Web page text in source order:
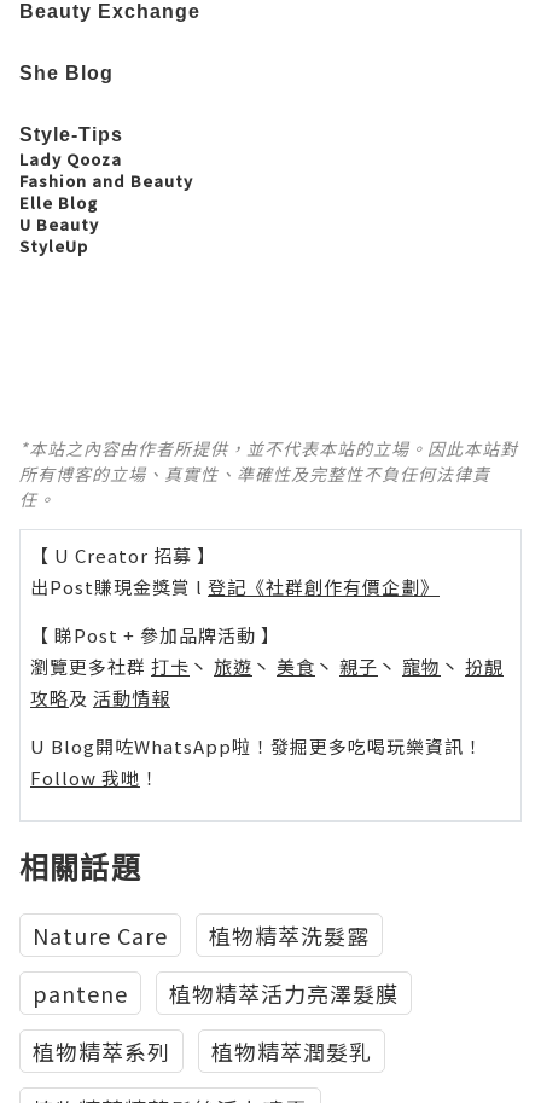
Beauty Exchange
She Blog
Style-Tips
Lady Qooza
Fashion and Beauty
Elle Blog
U Beauty
StyleUp
*本站之內容由作者所提供，並不代表本站的立場。因此本站對
所有博客的立場、真實性、準確性及完整性不負任何法律責
任。
【 U Creator 招募 】
出Post賺現金獎賞 l 登記《社群創作有價企劃》
【 睇Post + 參加品牌活動 】
瀏覽更多社群 打卡 丶 旅遊 丶 美食 丶 親子 丶 寵物 丶 扮靚
攻略及 活動情報
U Blog開咗WhatsApp啦！發掘更多吃喝玩樂資訊！
Follow 我哋 ！
相關話題
Nature Care
植物精萃洗髮露
pantene
植物精萃活力亮澤髮膜
植物精萃系列
植物精萃潤髮乳